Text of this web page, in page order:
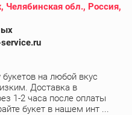
Челябинская обл., Россия,
на любой вкус
Доставка в
1-2 часа после оплаты
букет в нашем инт ...